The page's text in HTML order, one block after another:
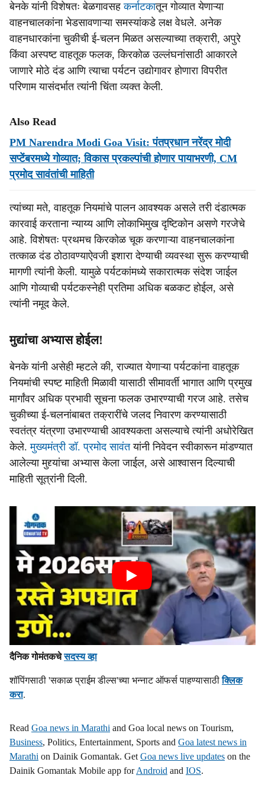
बेनके यांनी विशेषतः बेळगावसहकर्नाटकातून गोव्यात येणाऱ्या
वाहनचालकांना भेडसावणाऱ्या समस्यांकडे लक्ष वेधले. अनेक
वाहनधारकांना चुकीची ई-चलन मिळत असल्याच्या तक्रारी, अपुरे
किंवा अस्पष्ट वाहतूक फलक, किरकोळ उल्लंघनांसाठी आकारले
जाणारे मोठे दंड आणि त्याचा पर्यटन उद्योगावर होणारा विपरीत
परिणाम यासंदर्भात त्यांनी चिंता व्यक्त केली.
Also Read
PM Narendra Modi Goa Visit: पंतप्रधान नरेंद्र मोदी
सप्‍टेंबरमध्‍ये गोव्‍यात; विकास प्रकल्पांची होणार पायाभरणी, CM
प्रमोद सावंतांची माहिती
त्यांच्या मते, वाहतूक नियमांचे पालन आवश्यक असले तरी दंडात्मक
कारवाई करताना न्याय्य आणि लोकाभिमुख दृष्टिकोन असणे गरजेचे
आहे. विशेषतः प्रथमच किरकोळ चूक करणाऱ्या वाहनचालकांना
तत्काळ दंड ठोठावण्याऐवजी इशारा देण्याची व्यवस्था सुरू करण्याची
मागणी त्यांनी केली. यामुळे पर्यटकांमध्ये सकारात्मक संदेश जाईल
आणि गोव्याची पर्यटकस्नेही प्रतिमा अधिक बळकट होईल, असे
त्यांनी नमूद केले.
मुद्यांचा अभ्यास होईल!
बेनके यांनी असेही म्हटले की, राज्यात येणाऱ्या पर्यटकांना वाहतूक
नियमांची स्पष्ट माहिती मिळावी यासाठी सीमावर्ती भागात आणि प्रमुख
मार्गांवर अधिक प्रभावी सूचना फलक उभारण्याची गरज आहे. तसेच
चुकीच्या ई-चलनांबाबत तक्रारींचे जलद निवारण करण्यासाठी
स्वतंत्र यंत्रणा उभारण्याची आवश्यकता असल्याचे त्यांनी अधोरेखित
केले. मुख्यमंत्री डॉ. प्रमोद सावंतयांनी निवेदन स्वीकारून मांडण्यात
आलेल्या मुद्द्यांचा अभ्यास केला जाईल, असे आश्वासन दिल्याची
माहिती सूत्रांनी दिली.
दैनिक गोमंतकचेसदस्य व्हा
शॉपिंगसाठी 'सकाळ प्राईम डील्स'च्या भन्नाट ऑफर्स पाहण्यासाठीक्लिक
करा.
Read Goa news in Marathi and Goa local news on Tourism,
Business, Politics, Entertainment, Sports and Goa latest news in
Marathi on Dainik Gomantak. Get Goa news live updates on the
Dainik Gomantak Mobile app forAndroid and IOS.